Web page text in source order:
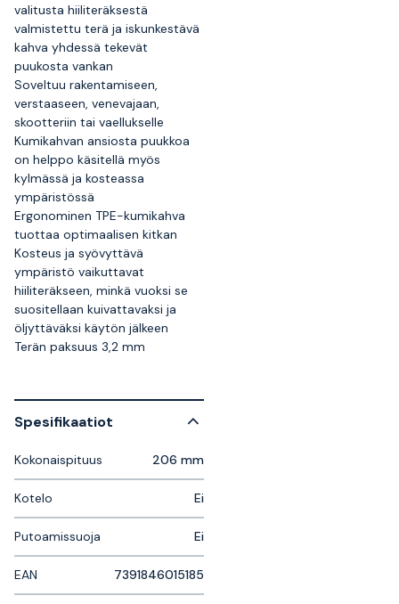
valitusta hiiliteräksestä
valmistettu terä ja iskunkestävä
kahva yhdessä tekevät
puukosta vankan
Soveltuu rakentamiseen,
verstaaseen, venevajaan,
skootteriin tai vaellukselle
Kumikahvan ansiosta puukkoa
on helppo käsitellä myös
kylmässä ja kosteassa
ympäristössä
Ergonominen TPE-kumikahva
tuottaa optimaalisen kitkan
Kosteus ja syövyttävä
ympäristö vaikuttavat
hiiliteräkseen, minkä vuoksi se
suositellaan kuivattavaksi ja
öljyttäväksi käytön jälkeen
Terän paksuus 3,2 mm
Spesifikaatiot
Kokonaispituus 206 mm
Kotelo Ei
Putoamissuoja Ei
EAN 7391846015185